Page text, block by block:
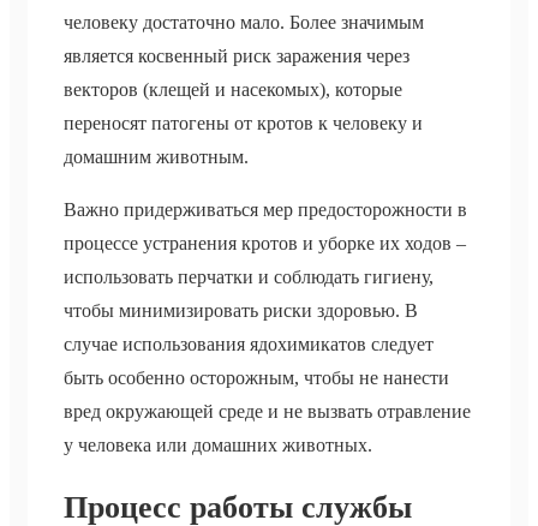
человеку достаточно мало. Более значимым
является косвенный риск заражения через
векторов (клещей и насекомых), которые
переносят патогены от кротов к человеку и
домашним животным.
Важно придерживаться мер предосторожности в
процессе устранения кротов и уборке их ходов –
использовать перчатки и соблюдать гигиену,
чтобы минимизировать риски здоровью. В
случае использования ядохимикатов следует
быть особенно осторожным, чтобы не нанести
вред окружающей среде и не вызвать отравление
у человека или домашних животных.
Процесс работы службы